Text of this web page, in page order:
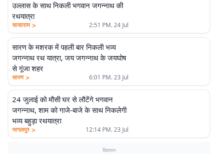
उल्लास के साथ निकली भगवान जगन्नाथ की
रथयात्रा
सासाराम > 2:51 PM. 24 Jul
सारण के मशरक में पहली बार निकली भव्य
जगन्नाथ रथ यात्रा, जय जगन्नाथ के जयघोष
से गूंजा शहर
सारण > 6:01 PM. 23 Jul
24 जुलाई को मौसी घर से लौटेंगे भगवान
जगन्नाथ, शाम को गाजे-बाजे के साथ निकलेगी
भव्य बहुड़ा रथयात्रा
भागलपुर > 12:14 PM. 23 Jul
विज्ञापन